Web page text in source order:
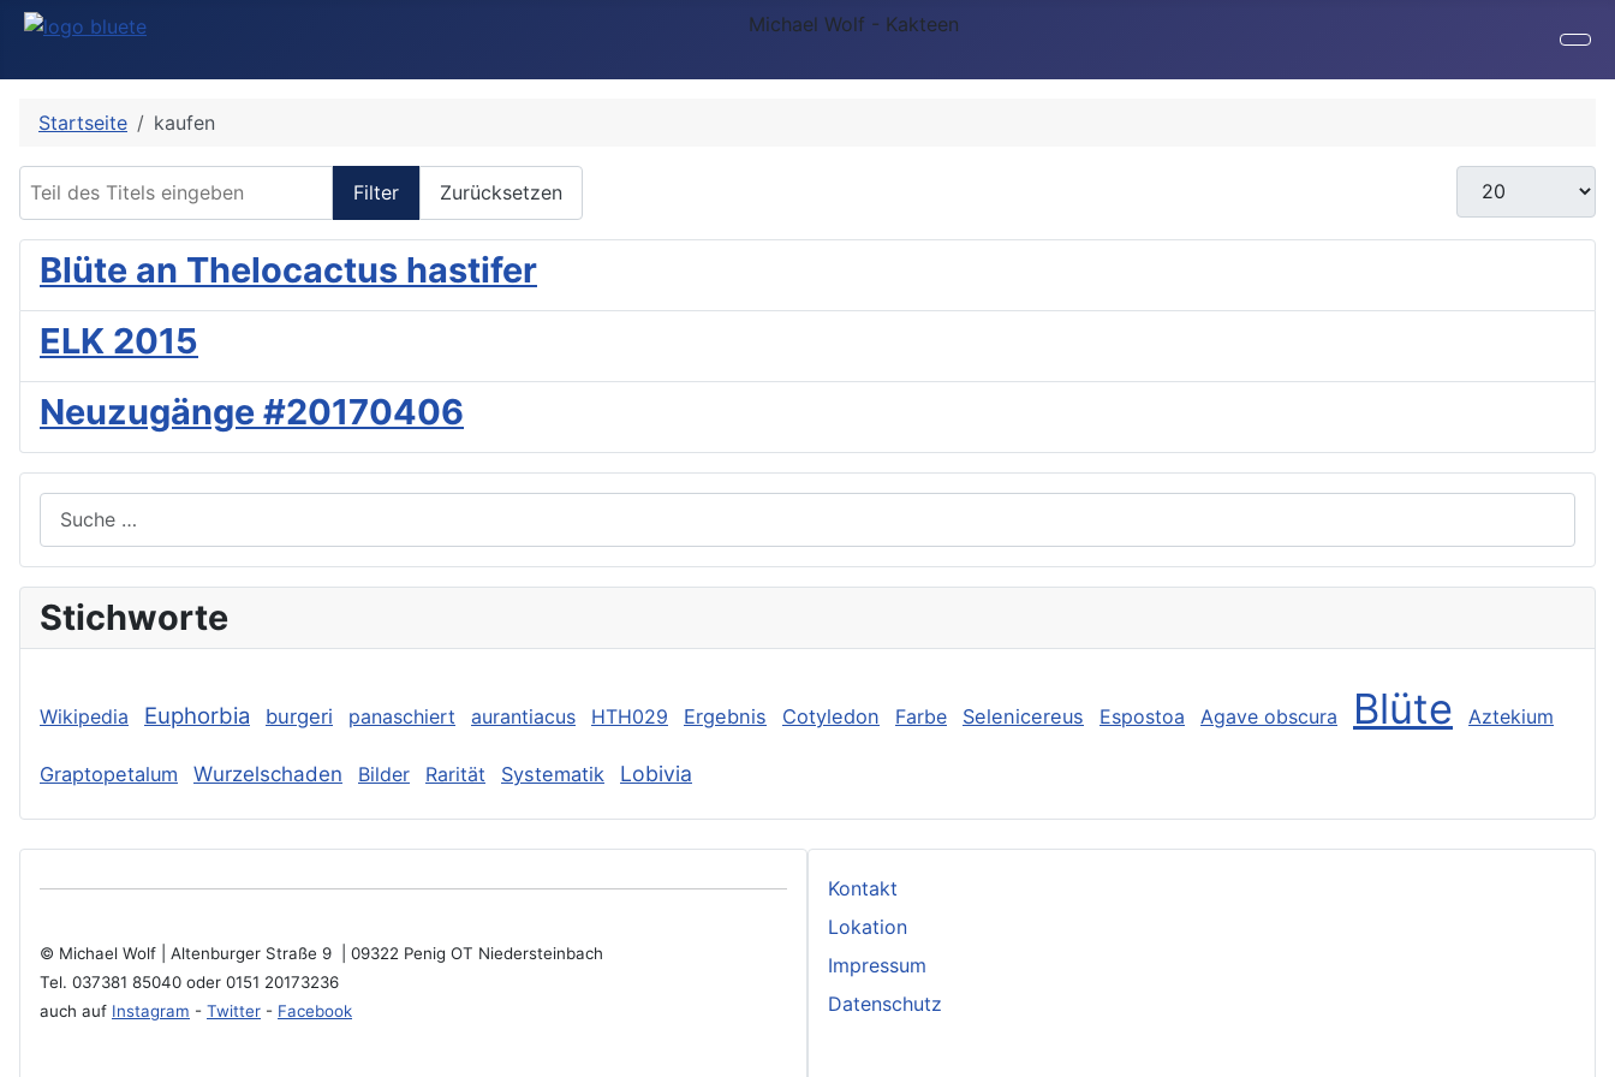
Michael Wolf - Kakteen
Startseite kaufen
Filter Zurücksetzen
Anzeige #
Blüte an Thelocactus hastifer
ELK 2015
Neuzugänge #20170406
Stichworte
Wikipedia Euphorbia burgeri panaschiert aurantiacus HTH029 Ergebnis Cotyledon Farbe Selenicereus Espostoa Agave obscura Blüte Aztekium
Graptopetalum Wurzelschaden Bilder Rarität Systematik Lobivia
© Michael Wolf | Altenburger Straße 9 | 09322 Penig OT Niedersteinbach
Tel. 037381 85040 oder 0151 20173236
auch auf Instagram - Twitter - Facebook
Kontakt
Lokation
Impressum
Datenschutz